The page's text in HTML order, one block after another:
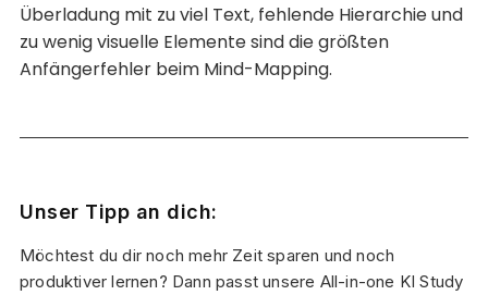
Überladung mit zu viel Text, fehlende Hierarchie und
zu wenig visuelle Elemente sind die größten
Anfängerfehler beim Mind-Mapping.
Unser Tipp an dich:
Möchtest du dir noch mehr Zeit sparen und noch
produktiver lernen? Dann passt unsere All-in-one KI Study